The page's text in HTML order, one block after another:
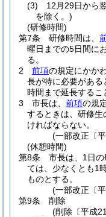
(3)
12月29日から
を除く。)
(研修時間)
第7条
研修時間は、
曜日までの5日間に
る。
2
前項の規定にかか
長が特に必要がある
時間まで延長するこ
3
市長は、 前項の規
するときは、研修生
ければならない。
(一部改正〔
(休憩時間)
第8条
市長は、1日
ては、少なくとも1
ものとする。
(一部改正〔
第9条
削除
(削除〔平成